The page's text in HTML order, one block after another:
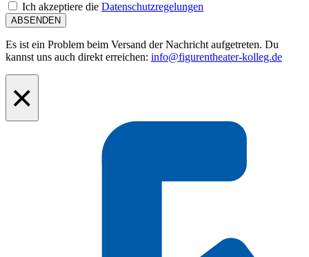
Ich akzeptiere die Datenschutzregelungen
ABSENDEN
Es ist ein Problem beim Versand der Nachricht aufgetreten. Du
kannst uns auch direkt erreichen: info@figurentheater-kolleg.de
×